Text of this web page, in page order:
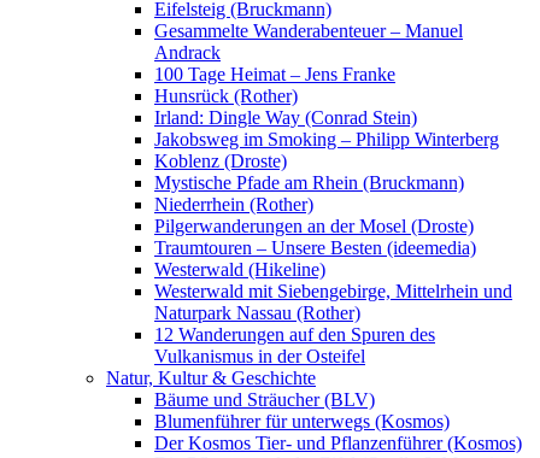
Eifelsteig (Bruckmann)
Gesammelte Wanderabenteuer – Manuel
Andrack
100 Tage Heimat – Jens Franke
Hunsrück (Rother)
Irland: Dingle Way (Conrad Stein)
Jakobsweg im Smoking – Philipp Winterberg
Koblenz (Droste)
Mystische Pfade am Rhein (Bruckmann)
Niederrhein (Rother)
Pilgerwanderungen an der Mosel (Droste)
Traumtouren – Unsere Besten (ideemedia)
Westerwald (Hikeline)
Westerwald mit Siebengebirge, Mittelrhein und
Naturpark Nassau (Rother)
12 Wanderungen auf den Spuren des
Vulkanismus in der Osteifel
Natur, Kultur & Geschichte
Bäume und Sträucher (BLV)
Blumenführer für unterwegs (Kosmos)
Der Kosmos Tier- und Pflanzenführer (Kosmos)